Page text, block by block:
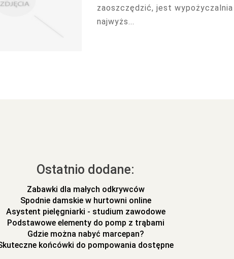
zaoszczędzić, jest
najwyżs...
Ostatnio dodane:
Zabawki dla małych odkrywców
Spodnie damskie w hurtowni online
Asystent pielęgniarki - studium zawodowe
Podstawowe elementy do pomp z trąbami
Gdzie można nabyć marcepan?
końcówki do pompowania dostępne